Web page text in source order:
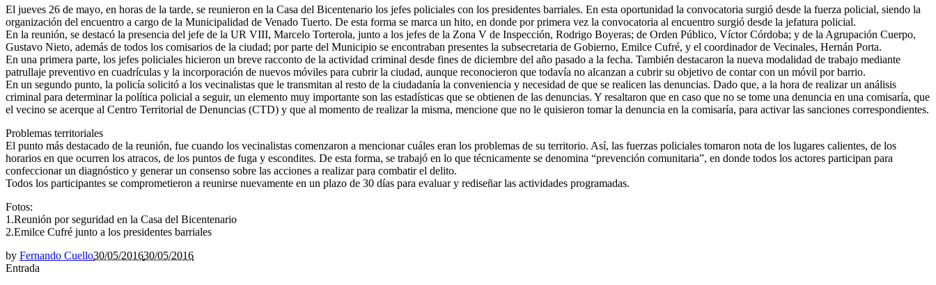
El jueves 26 de mayo, en horas de la tarde, se reunieron en la Casa del Bicentenario los jefes policiales con los presidentes barriales. En esta oportunidad la convocatoria surgió desde la fuerza policial, siendo la
organización del encuentro a cargo de la Municipalidad de Venado Tuerto. De esta forma se marca un hito, en donde por primera vez la convocatoria al encuentro surgió desde la jefatura policial.
En la reunión, se destacó la presencia del jefe de la UR VIII, Marcelo Torterola, junto a los jefes de la Zona V de Inspección, Rodrigo Boyeras; de Orden Público, Víctor Córdoba; y de la Agrupación Cuerpo,
Gustavo Nieto, además de todos los comisarios de la ciudad; por parte del Municipio se encontraban presentes la subsecretaria de Gobierno, Emilce Cufré, y el coordinador de Vecinales, Hernán Porta.
En una primera parte, los jefes policiales hicieron un breve racconto de la actividad criminal desde fines de diciembre del año pasado a la fecha. También destacaron la nueva modalidad de trabajo mediante
patrullaje preventivo en cuadrículas y la incorporación de nuevos móviles para cubrir la ciudad, aunque reconocieron que todavía no alcanzan a cubrir su objetivo de contar con un móvil por barrio.
En un segundo punto, la policía solicitó a los vecinalistas que le transmitan al resto de la ciudadanía la conveniencia y necesidad de que se realicen las denuncias. Dado que, a la hora de realizar un análisis
criminal para determinar la política policial a seguir, un elemento muy importante son las estadísticas que se obtienen de las denuncias. Y resaltaron que en caso que no se tome una denuncia en una comisaría, que
el vecino se acerque al Centro Territorial de Denuncias (CTD) y que al momento de realizar la misma, mencione que no le quisieron tomar la denuncia en la comisaría, para activar las sanciones correspondientes.
Problemas territoriales
El punto más destacado de la reunión, fue cuando los vecinalistas comenzaron a mencionar cuáles eran los problemas de su territorio. Así, las fuerzas policiales tomaron nota de los lugares calientes, de los
horarios en que ocurren los atracos, de los puntos de fuga y escondites. De esta forma, se trabajó en lo que técnicamente se denomina “prevención comunitaria”, en donde todos los actores participan para
confeccionar un diagnóstico y generar un consenso sobre las acciones a realizar para combatir el delito.
Todos los participantes se comprometieron a reunirse nuevamente en un plazo de 30 días para evaluar y rediseñar las actividades programadas.
Fotos:
1.Reunión por seguridad en la Casa del Bicentenario
2.Emilce Cufré junto a los presidentes barriales
by Fernando Cuello30/05/201630/05/2016
Entrada